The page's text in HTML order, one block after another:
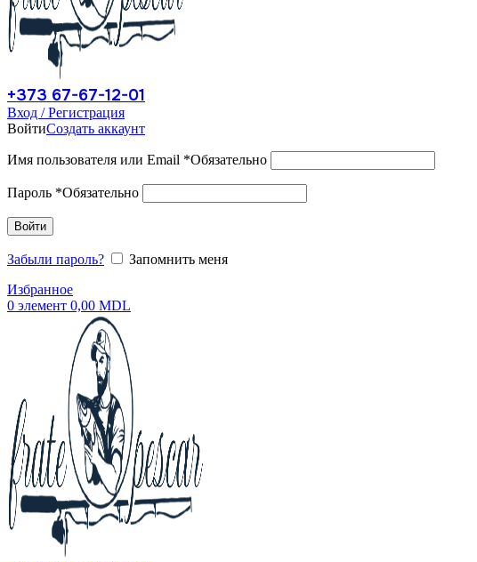
+373 67-67-12-01
Вход / Регистрация
ВойтиСоздать аккаунт
Имя пользователя или Email *Обязательно
Пароль *Обязательно
Войти
Забыли пароль?
Запомнить меня
Избранное
0 элемент 0,00 MDL